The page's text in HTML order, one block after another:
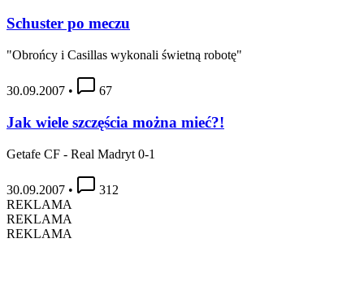
Schuster po meczu
"Obrońcy i Casillas wykonali świetną robotę"
30.09.2007 • 67
Jak wiele szczęścia można mieć?!
Getafe CF - Real Madryt 0-1
30.09.2007 •
312
REKLAMA
REKLAMA
REKLAMA